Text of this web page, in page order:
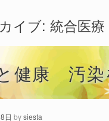
イブ: 統合医療
健康 汚染
日 bysiesta